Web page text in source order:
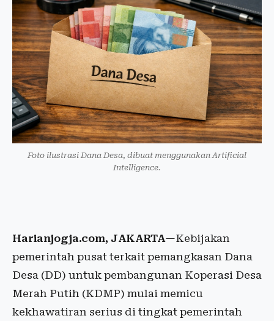
Foto ilustrasi Dana Desa, dibuat menggunakan Artificial
Intelligence.
Harianjogja.com, JAKARTA—Kebijakan
pemerintah pusat terkait pemangkasan Dana
Desa (DD) untuk pembangunan Koperasi Desa
Merah Putih (KDMP) mulai memicu
kekhawatiran serius di tingkat pemerintah